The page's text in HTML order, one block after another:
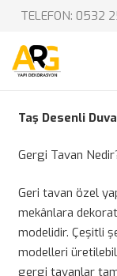
TELEFON: 0532
Taş Desenli
Gergi Tavan
Geri tavan özel
mekânlara
modelidir. Çeşitli
modelleri
gergi tavanlar